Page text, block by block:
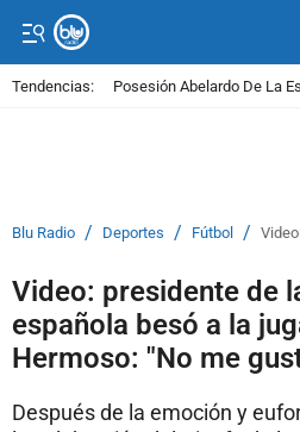
Tendencias: Posesión Abelardo De La
Blu Radio / Deportes / Fútbol /
Video: presidente de
española besó a la
Hermoso: "No me
Después de la emoción y